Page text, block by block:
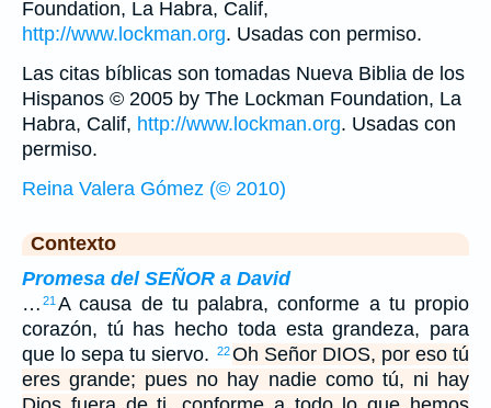
Foundation, La Habra, Calif,
http://www.lockman.org. Usadas con permiso.
Las citas bíblicas son tomadas Nueva Biblia de los
Hispanos © 2005 by The Lockman Foundation, La
Habra, Calif, http://www.lockman.org. Usadas con
permiso.
Reina Valera Gómez (© 2010)
Contexto
Promesa del SEÑOR a David
… 21A causa de tu palabra, conforme a tu propio
corazón, tú has hecho toda esta grandeza, para
que lo sepa tu siervo.
22 Oh Señor DIOS, por eso tú
eres grande; pues no hay nadie como tú, ni hay